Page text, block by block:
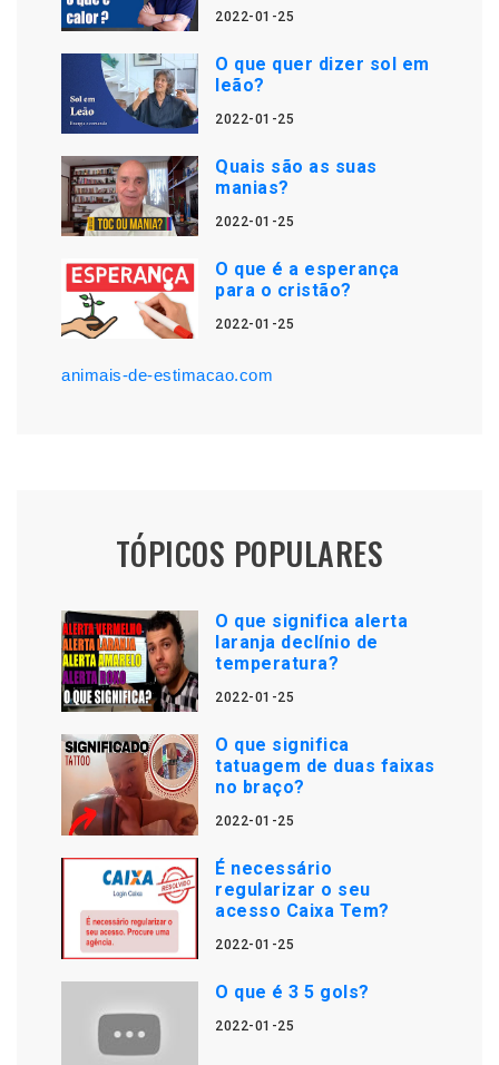
2022-01-25
O que quer dizer sol em
leão?
2022-01-25
Quais são as suas
manias?
2022-01-25
O que é a esperança
para o cristão?
2022-01-25
animais-de-estimacao.com
TÓPICOS POPULARES
O que significa alerta
laranja declínio de
temperatura?
2022-01-25
O que significa
tatuagem de duas faixas
no braço?
2022-01-25
É necessário
regularizar o seu
acesso Caixa Tem?
2022-01-25
O que é 3 5 gols?
2022-01-25